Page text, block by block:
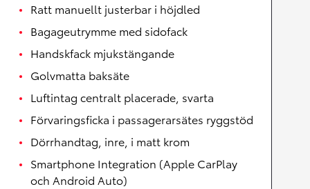
Ratt manuellt justerbar i höjdled
Bagageutrymme med sidofack
Handskfack mjukstängande
Golvmatta baksäte
Luftintag centralt placerade, svarta
Förvaringsficka i passagerarsätes ryggstöd
Dörrhandtag, inre, i matt krom
Smartphone Integration (Apple CarPlay
och Android Auto)